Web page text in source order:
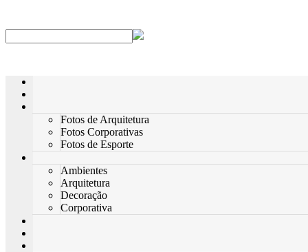
Fotos de Arquitetura
Fotos Corporativas
Fotos de Esporte
Ambientes
Arquitetura
Decoração
Corporativa